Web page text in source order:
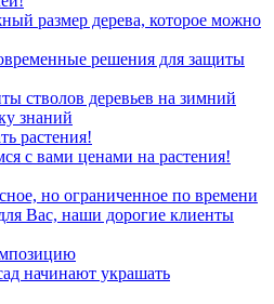
размер дерева, которое можно
решения для защиты
стволов деревьев на зимний
знаний
растения!
с вами ценами на растения!
но ограниченное по времени
Вас, наши дорогие клиенты
начинают украшать